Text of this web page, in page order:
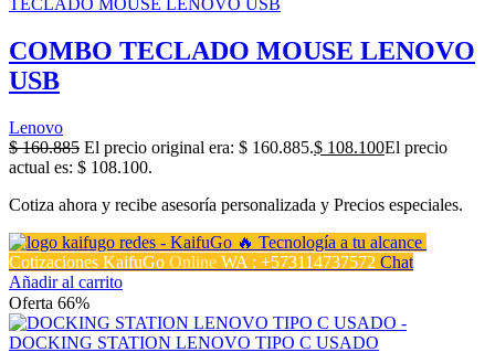
COMBO TECLADO MOUSE LENOVO
USB
Lenovo
$160.885 El precio original era: $ 160.885.$ 108.100El precio
actual es: $ 108.100.
Cotiza ahora y recibe asesoría personalizada y Precios especiales.
Cotizaciones KaifuGo Online WA : +573114737572 Chat
Añadir al carrito
Oferta 66%